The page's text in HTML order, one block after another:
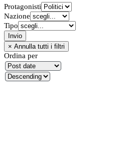
Protagonisti
Nazione
Tipo
Ordina per